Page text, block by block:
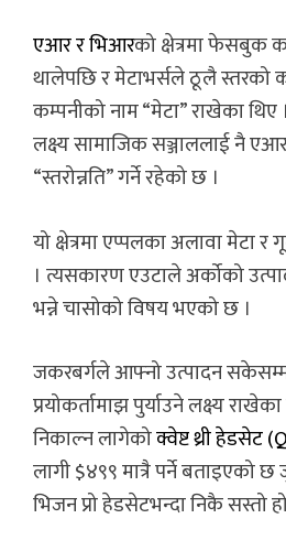
एआर र भिआरको क्षेत्रमा फेसबुक
थालेपछि र मेटाभर्सले ठूलै स्तरको
कम्पनीको नाम “मेटा” राखेका
लक्ष्य सामाजिक सञ्जाललाई नै
“स्तरोन्नति” गर्ने रहेको छ ।
यो क्षेत्रमा एप्पलका अलावा मेटा र
। त्यसकारण एउटाले अर्कोको
भन्ने चासोको विषय भएको छ ।
जकरबर्गले आफ्नो उत्पादन
प्रयोकर्तामाझ पुर्याउने लक्ष्य
निकाल्न लागेकोक्वेष्ट थ्री हेडसेट
लागी $४९९ मात्रै पर्ने बताइएको
भिजन प्रो हेडसेटभन्दा निकै सस्तो